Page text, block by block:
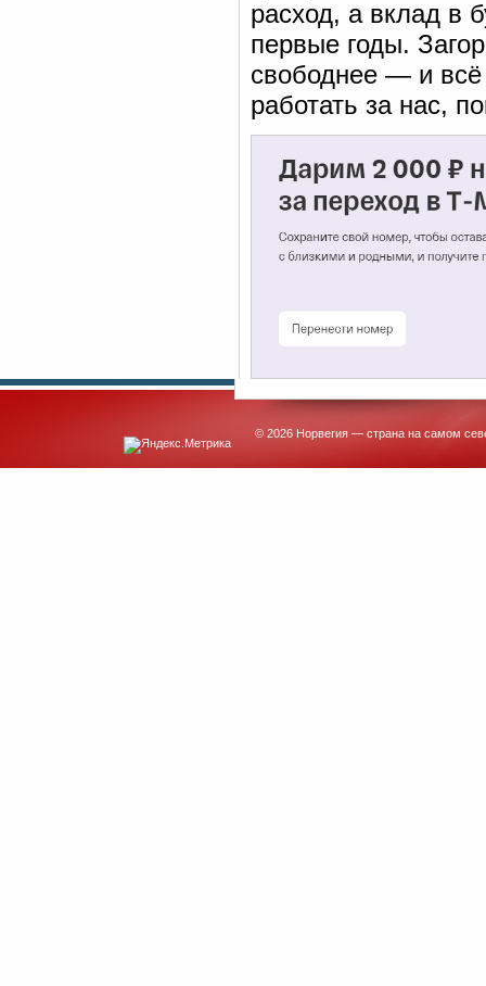
расход, а вклад в
первые годы.
свободнее — и всё
работать за нас,
© 2026 Норвегия — страна на самом